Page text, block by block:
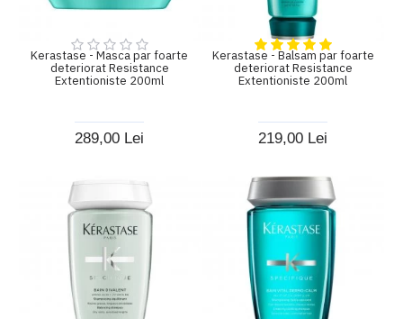
Kerastase - Masca par foarte
deteriorat Resistance
Extentioniste 200ml
289,00 Lei
Kerastase - Balsam par foarte
deteriorat Resistance
Extentioniste 200ml
219,00 Lei